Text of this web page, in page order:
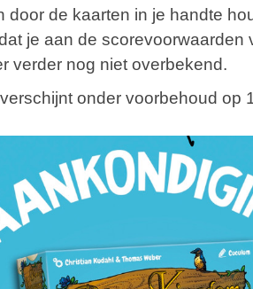
door de kaarten in je handte
je aan de scorevoorwaarden
verder nog niet overbekend.
onder voorbehoud op